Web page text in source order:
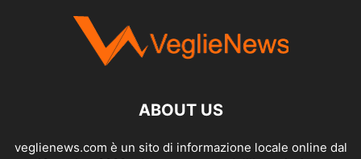
ABOUT US
veglienews.com è un sito di informazione locale online dal